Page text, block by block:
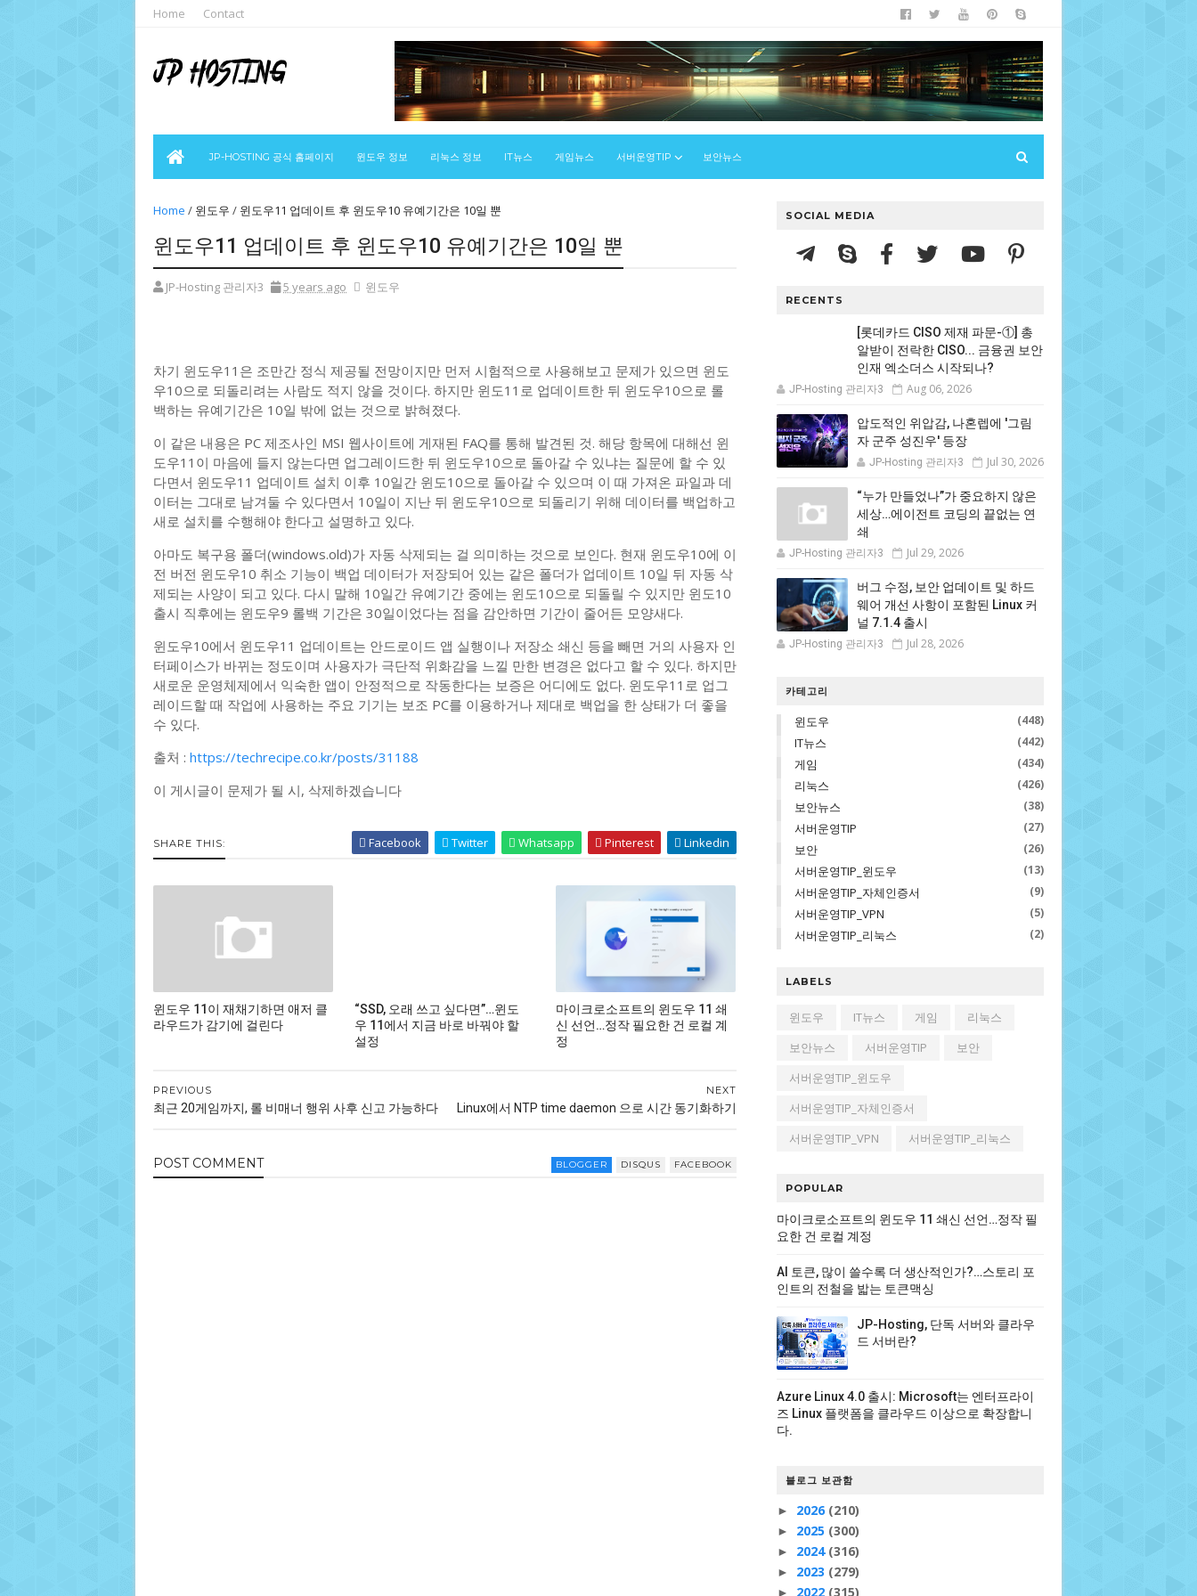
Home Contact
JP-HOSTING 공식 홈페이지 윈도우 정보 리눅스 정보 IT뉴스 게임뉴스 서버운영TIP 보안뉴스
Home / 윈도우 / 윈도우11 업데이트 후 윈도우10 유예기간은 10일 뿐
윈도우11 업데이트 후 윈도우10 유예기간은 10일 뿐
JP-Hosting 관리자3 5 years ago 윈도우
차기 윈도우11은 조만간 정식 제공될 전망이지만 먼저 시험적으로 사용해보고 문제가 있으면 윈도
우10으로 되돌리려는 사람도 적지 않을 것이다. 하지만 윈도11로 업데이트한 뒤 윈도우10으로 롤
백하는 유예기간은 10일 밖에 없는 것으로 밝혀졌다.
이 같은 내용은 PC 제조사인 MSI 웹사이트에 게재된 FAQ를 통해 발견된 것. 해당 항목에 대해선 윈
도우11이 마음에 들지 않는다면 업그레이드한 뒤 윈도우10으로 돌아갈 수 있냐는 질문에 할 수 있
다면서 윈도우11 업데이트 설치 이후 10일간 윈도10으로 돌아갈 수 있으며 이 때 가져온 파일과 데
이터는 그대로 남겨둘 수 있다면서 10일이 지난 뒤 윈도우10으로 되돌리기 위해 데이터를 백업하고
새로 설치를 수행해야 한다고 설명하고 있다.
아마도 복구용 폴더(windows.old)가 자동 삭제되는 걸 의미하는 것으로 보인다. 현재 윈도우10에 이
전 버전 윈도우10 취소 기능이 백업 데이터가 저장되어 있는 같은 폴더가 업데이트 10일 뒤 자동 삭
제되는 사양이 되고 있다. 다시 말해 10일간 유예기간 중에는 윈도10으로 되돌릴 수 있지만 윈도10
출시 직후에는 윈도우9 롤백 기간은 30일이었다는 점을 감안하면 기간이 줄어든 모양새다.
윈도우10에서 윈도우11 업데이트는 안드로이드 앱 실행이나 저장소 쇄신 등을 빼면 거의 사용자 인
터페이스가 바뀌는 정도이며 사용자가 극단적 위화감을 느낄 만한 변경은 없다고 할 수 있다. 하지만
새로운 운영체제에서 익숙한 앱이 안정적으로 작동한다는 보증은 어디에도 없다. 윈도우11로 업그
레이드할 때 작업에 사용하는 주요 기기는 보조 PC를 이용하거나 제대로 백업을 한 상태가 더 좋을
수 있다.
출처 : https://techrecipe.co.kr/posts/31188
이 게시글이 문제가 될 시, 삭제하겠습니다
SHARE THIS: Facebook Twitter Whatsapp Pinterest Linkedin
윈도우 11이 재채기하면 애저 클
라우드가 감기에 걸린다
“SSD, 오래 쓰고 싶다면”…윈도
우 11에서 지금 바로 바꿔야 할
설정
마이크로소프트의 윈도우 11 쇄
신 선언…정작 필요한 건 로컬 계
정
NEXT
Linux에서 NTP time daemon 으로 시간 동기화하기
PREVIOUS
최근 20게임까지, 롤 비매너 행위 사후 신고 가능하다
POST COMMENT BLOGGER DISQUS FACEBOOK
SOCIAL MEDIA
RECENTS
[롯데카드 CISO 제재 파문-①] 총
알받이 전락한 CISO... 금융권 보안
인재 엑소더스 시작되나?
JP-Hosting 관리자3 Aug 06, 2026
압도적인 위압감, 나혼렙에 '그림
자 군주 성진우' 등장
JP-Hosting 관리자3 Jul 30, 2026
“누가 만들었나”가 중요하지 않은
세상…에이전트 코딩의 끝없는 연
쇄
JP-Hosting 관리자3 Jul 29, 2026
버그 수정, 보안 업데이트 및 하드
웨어 개선 사항이 포함된 Linux 커
널 7.1.4 출시
JP-Hosting 관리자3 Jul 28, 2026
카테고리
윈도우 (448)
IT뉴스 (442)
게임 (434)
리눅스 (426)
보안뉴스 (38)
서버운영TIP (27)
보안 (26)
서버운영TIP_윈도우 (13)
서버운영TIP_자체인증서 (9)
서버운영TIP_VPN (5)
서버운영TIP_리눅스 (2)
LABELS
윈도우 IT뉴스 게임
리눅스
보안뉴스
서버운영TIP
보안
서버운영TIP_윈도우
서버운영TIP_자체인증서
서버운영TIP_VPN
서버운영TIP_리눅스
POPULAR
마이크로소프트의 윈도우 11 쇄신 선언…정작 필
요한 건 로컬 계정
AI 토큰, 많이 쓸수록 더 생산적인가?…스토리 포
인트의 전철을 밟는 토큰맥싱
JP-Hosting, 단독 서버와 클라우
드 서버란?
Azure Linux 4.0 출시: Microsoft는 엔터프라이
즈 Linux 플랫폼을 클라우드 이상으로 확장합니
다.
블로그 보관함
► 2026 (210)
► 2025 (300)
► 2024 (316)
► 2023 (279)
► 2022 (315)